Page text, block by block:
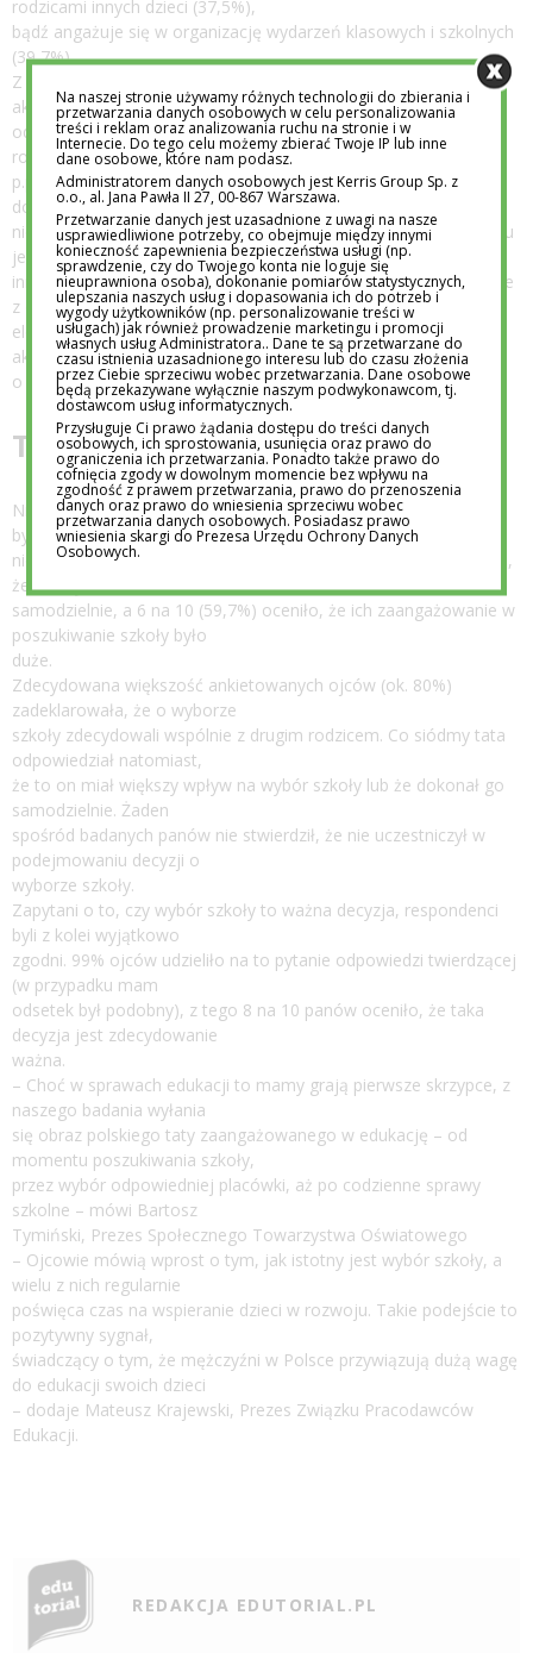
rodzicami innych dzieci (37,5%),
bądź angażuje się w organizację wydarzeń klasowych i szkolnych
(39,7%).
Z badania wynika, że tylko jedna z wymienionych wcześniej
aktywności –
odprowadzanie dzieci do i ze szkoły – to domena taty (często
robi to ok. 80% ojców, o 10
p.p. więcej niż w przypadku mam). W pozostałych obszarach
dominują panie, choć w
niektórych przypadkach różnica w deklarowanym zaangażowaniu
jest relatywnie mała. W
innych, takich jak choćby udział w wywiadówkach czy korzystanie
z dziennika
elektronicznego, odsetek ojców regularnie podejmujących te
aktywności okazał się mniejszy
o ok. 30 p.p. niż w przypadku mam.
Tata (też) wybiera szkołę
Niecałe 10% ojców stwierdziło, że w ogóle nie szukali szkoły lub
byli w to zaangażowani w
niewielkim stopniu. Prawie co trzeci (30,7%) odpowiedział z kolei,
że szkoły szukał
samodzielnie, a 6 na 10 (59,7%) oceniło, że ich zaangażowanie w
poszukiwanie szkoły było
duże.
Zdecydowana większość ankietowanych ojców (ok. 80%)
zadeklarowała, że o wyborze
szkoły zdecydowali wspólnie z drugim rodzicem. Co siódmy tata
odpowiedział natomiast,
że to on miał większy wpływ na wybór szkoły lub że dokonał go
samodzielnie. Żaden
spośród badanych panów nie stwierdził, że nie uczestniczył w
podejmowaniu decyzji o
wyborze szkoły.
Zapytani o to, czy wybór szkoły to ważna decyzja, respondenci
byli z kolei wyjątkowo
zgodni. 99% ojców udzieliło na to pytanie odpowiedzi twierdzącej
(w przypadku mam
odsetek był podobny), z tego 8 na 10 panów oceniło, że taka
decyzja jest zdecydowanie
ważna.
– Choć w sprawach edukacji to mamy grają pierwsze skrzypce, z
naszego badania wyłania
się obraz polskiego taty zaangażowanego w edukację – od
momentu poszukiwania szkoły,
przez wybór odpowiedniej placówki, aż po codzienne sprawy
szkolne – mówi Bartosz
Tymiński, Prezes Społecznego Towarzystwa Oświatowego
– Ojcowie mówią wprost o tym, jak istotny jest wybór szkoły, a
wielu z nich regularnie
poświęca czas na wspieranie dzieci w rozwoju. Takie podejście to
pozytywny sygnał,
świadczący o tym, że mężczyźni w Polsce przywiązują dużą wagę
do edukacji swoich dzieci
– dodaje Mateusz Krajewski, Prezes Związku Pracodawców
Edukacji.
REDAKCJA EDUTORIAL.PL
Na naszej stronie używamy różnych technologii do zbierania i
przetwarzania danych osobowych w celu personalizowania
treści i reklam oraz analizowania ruchu na stronie i w
Internecie. Do tego celu możemy zbierać Twoje IP lub inne
dane osobowe, które nam podasz.
Administratorem danych osobowych jest Kerris Group Sp. z
o.o., al. Jana Pawła II 27, 00-867 Warszawa.
Przetwarzanie danych jest uzasadnione z uwagi na nasze
usprawiedliwione potrzeby, co obejmuje między innymi
konieczność zapewnienia bezpieczeństwa usługi (np.
sprawdzenie, czy do Twojego konta nie loguje się
nieuprawniona osoba), dokonanie pomiarów statystycznych,
ulepszania naszych usług i dopasowania ich do potrzeb i
wygody użytkowników (np. personalizowanie treści w
usługach) jak również prowadzenie marketingu i promocji
własnych usług Administratora.. Dane te są przetwarzane do
czasu istnienia uzasadnionego interesu lub do czasu złożenia
przez Ciebie sprzeciwu wobec przetwarzania. Dane osobowe
będą przekazywane wyłącznie naszym podwykonawcom, tj.
dostawcom usług informatycznych.
Przysługuje Ci prawo żądania dostępu do treści danych
osobowych, ich sprostowania, usunięcia oraz prawo do
ograniczenia ich przetwarzania. Ponadto także prawo do
cofnięcia zgody w dowolnym momencie bez wpływu na
zgodność z prawem przetwarzania, prawo do przenoszenia
danych oraz prawo do wniesienia sprzeciwu wobec
przetwarzania danych osobowych. Posiadasz prawo
wniesienia skargi do Prezesa Urzędu Ochrony Danych
Osobowych.